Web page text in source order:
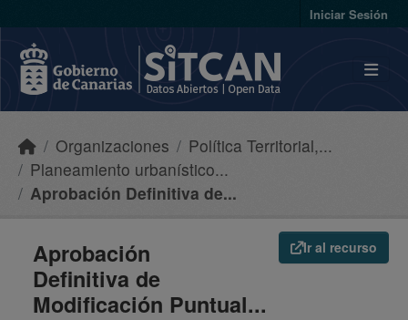
Iniciar Sesión
Organizaciones
Política Territorial,...
Planeamiento urbanístico...
Aprobación Definitiva de...
Ir al recurso
Aprobación
Definitiva de
Modificación Puntual...